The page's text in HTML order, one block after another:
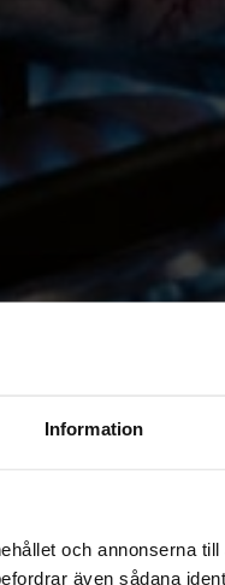
Information
och annonserna
även sådana